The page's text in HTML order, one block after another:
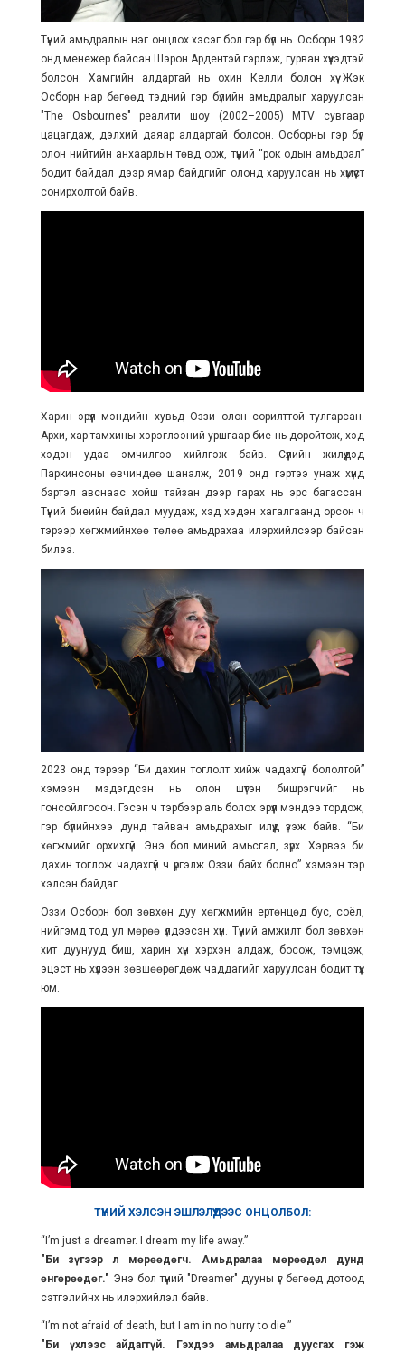
Түүний амьдралын нэг онцлох хэсэг бол гэр бүл нь. Осборн 1982
онд менежер байсан Шэрон Ардентэй гэрлэж, гурван хүүхэдтэй
болсон. Хамгийн алдартай нь охин Келли болон хүү Жэк
Осборн нар бөгөөд тэдний гэр бүлийн амьдралыг харуулсан
"The Osbournes" реалити шоу (2002–2005) MTV сувгаар
цацагдаж, дэлхий даяар алдартай болсон. Осборны гэр бүл
олон нийтийн анхаарлын төвд орж, түүний “рок одын амьдрал”
бодит байдал дээр ямар байдгийг олонд харуулсан нь хүмүүст
сонирхолтой байв.
Харин эрүүл мэндийн хувьд Оззи олон сорилттой тулгарсан.
Архи, хар тамхины хэрэглээний уршгаар бие нь доройтож, хэд
хэдэн удаа эмчилгээ хийлгэж байв. Сүүлийн жилүүдэд
Паркинсоны өвчиндөө шаналж, 2019 онд гэртээ унаж хүнд
бэртэл авснаас хойш тайзан дээр гарах нь эрс багассан.
Түүний биеийн байдал муудаж, хэд хэдэн хагалгаанд орсон ч
тэрээр хөгжмийнхөө төлөө амьдрахаа илэрхийлсээр байсан
билээ.
2023 онд тэрээр “Би дахин тоглолт хийж чадахгүй бололтой”
хэмээн мэдэгдсэн нь олон шүтэн бишрэгчийг нь
гонсойлгосон. Гэсэн ч тэрбээр аль болох эрүүл мэндээ тордож,
гэр бүлийнхээ дунд тайван амьдрахыг илүүд үзэж байв. “Би
хөгжмийг орхихгүй. Энэ бол миний амьсгал, зүрх. Хэрвээ би
дахин тоглож чадахгүй ч үргэлж Оззи байх болно” хэмээн тэр
хэлсэн байдаг.
Оззи Осборн бол зөвхөн дуу хөгжмийн ертөнцөд бус, соёл,
нийгэмд тод ул мөрөө үлдээсэн хүн. Түүний амжилт бол зөвхөн
хит дуунууд биш, харин хүн хэрхэн алдаж, босож, тэмцэж,
эцэст нь хүлээн зөвшөөрөгдөж чаддагийг харуулсан бодит түүх
юм.
ТҮҮНИЙ ХЭЛСЭН ЭШЛЭЛҮҮДЭЭС ОНЦОЛБОЛ:
“I’m just a dreamer. I dream my life away.”
"Би зүгээр л мөрөөдөгч. Амьдралаа мөрөөдөл дунд
өнгөрөөдөг." Энэ бол түүний "Dreamer" дууны үг бөгөөд дотоод
сэтгэлийнх нь илэрхийлэл байв.
“I’m not afraid of death, but I am in no hurry to die.”
"Би үхлээс айдаггүй. Гэхдээ амьдралаа дуусгах гэж